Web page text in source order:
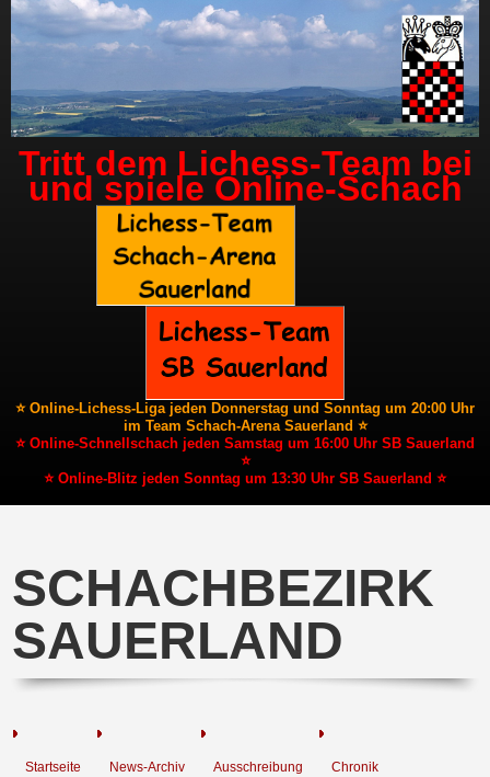
Tritt dem Lichess-Team bei
und spiele Online-Schach
⭐ Online-Lichess-Liga jeden Donnerstag und Sonntag um 20:00 Uhr
im Team Schach-Arena Sauerland ⭐
⭐ Online-Schnellschach jeden Samstag um 16:00 Uhr SB Sauerland
⭐
⭐ Online-Blitz jeden Sonntag um 13:30 Uhr SB Sauerland ⭐
SCHACHBEZIRK
SAUERLAND
Startseite News-Archiv Ausschreibung Chronik